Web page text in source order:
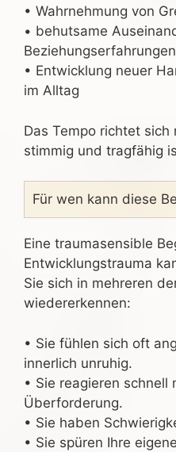
• Wahrnehmung von
• behutsame
Beziehungserfahrungen
• Entwicklung neuer
im Alltag
Das Tempo richtet
stimmig und tragfähig
Für wen kann diese
Eine traumasensible
Entwicklungstrauma
Sie sich in mehreren
wiedererkennen:
• Sie fühlen sich oft
innerlich unruhig.
• Sie reagieren schnell
Überforderung.
• Sie haben
• Sie spüren Ihre